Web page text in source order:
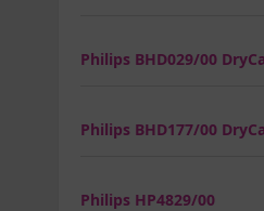
Philips BHD029/00
Philips BHD177/00
Philips HP4829/00